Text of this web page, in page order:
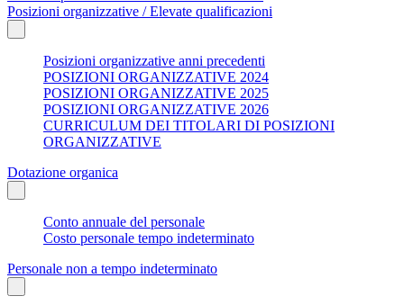
Posizioni organizzative / Elevate qualificazioni
Posizioni organizzative anni precedenti
POSIZIONI ORGANIZZATIVE 2024
POSIZIONI ORGANIZZATIVE 2025
POSIZIONI ORGANIZZATIVE 2026
CURRICULUM DEI TITOLARI DI POSIZIONI
ORGANIZZATIVE
Dotazione organica
Conto annuale del personale
Costo personale tempo indeterminato
Personale non a tempo indeterminato